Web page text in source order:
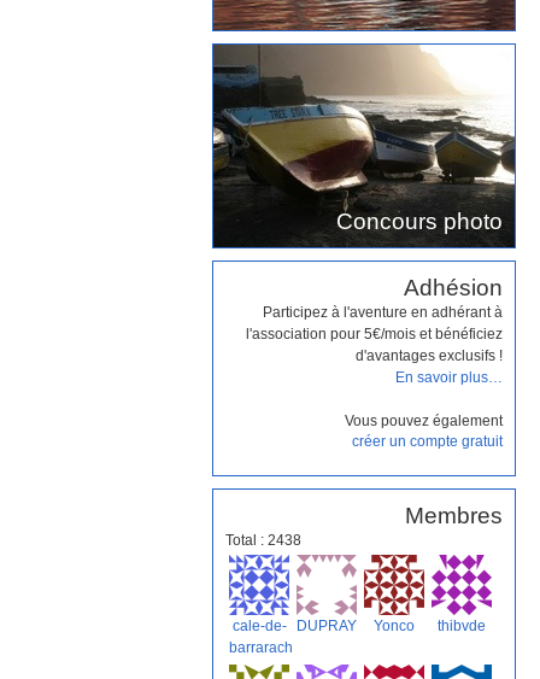
Concours photo
Adhésion
Participez à l'aventure en adhérant à
l'association pour 5€/mois et bénéficiez
d'avantages exclusifs !
En savoir plus…
Vous pouvez également
créer un compte gratuit
Membres
Total : 2438
cale-de-
barrarach
DUPRAY Yonco thibvde